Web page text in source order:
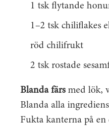
1 tsk flytande
1–2 tsk chiliflakes
röd chilifrukt
2 tsk rostade
Blanda färsmed lök,
Blanda alla
Fukta kanterna på